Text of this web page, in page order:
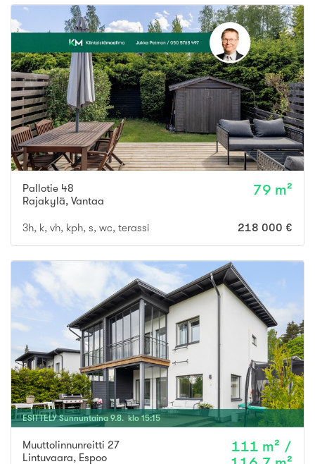
Pallotie 48
Rajakylä, Vantaa
79 m²
3h, k, vh, kph, s, wc, terassi 218 000 €
ESITTELY Sunnuntaina 9.8. klo15:15
Muuttolinnunreitti 27
Lintuvaara, Espoo
111 m² /